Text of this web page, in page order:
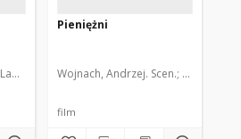
Laddy, Wanda. Reż. Ogrodziński, Wojciech.
Pieniężni
Wojnach, Andrzej. Scen. Wojnach,
film